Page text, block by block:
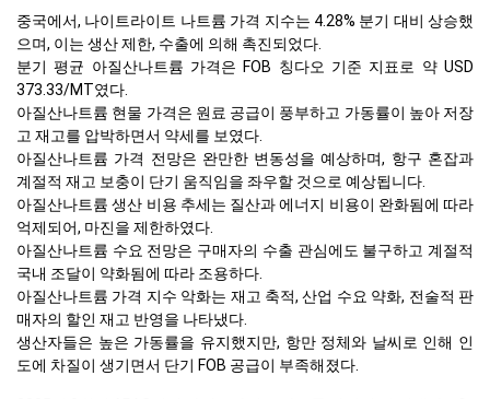
중국에서, 나이트라이트 나트륨 가격 지수는 4.28% 분기 대비 상승했
으며, 이는 생산 제한, 수출에 의해 촉진되었다.
분기 평균 아질산나트륨 가격은 FOB 칭다오 기준 지표로 약 USD
373.33/MT였다.
아질산나트륨 현물 가격은 원료 공급이 풍부하고 가동률이 높아 저장
고 재고를 압박하면서 약세를 보였다.
아질산나트륨 가격 전망은 완만한 변동성을 예상하며, 항구 혼잡과
계절적 재고 보충이 단기 움직임을 좌우할 것으로 예상됩니다.
아질산나트륨 생산 비용 추세는 질산과 에너지 비용이 완화됨에 따라
억제되어, 마진을 제한하였다.
아질산나트륨 수요 전망은 구매자의 수출 관심에도 불구하고 계절적
국내 조달이 약화됨에 따라 조용하다.
아질산나트륨 가격 지수 악화는 재고 축적, 산업 수요 약화, 전술적 판
매자의 할인 재고 반영을 나타냈다.
생산자들은 높은 가동률을 유지했지만, 항만 정체와 날씨로 인해 인
도에 차질이 생기면서 단기 FOB 공급이 부족해졌다.